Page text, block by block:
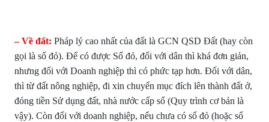
– Về đất: Pháp lý cao nhất của đất là GCN QSD Đất (hay còn
gọi là sổ đỏ). Để có được Sổ đỏ, đối với dân thì khá đơn giản,
nhưng đối với Doanh nghiệp thì có phức tạp hơn. Đối với dân,
thì từ đất nông nghiệp, đi xin chuyển mục đích lên thành đất ở,
đóng tiền Sử dụng đất, nhà nước cấp sổ (Quy trình cơ bản là
vậy). Còn đối với doanh nghiệp, nếu chưa có sổ đỏ (hoặc sổ